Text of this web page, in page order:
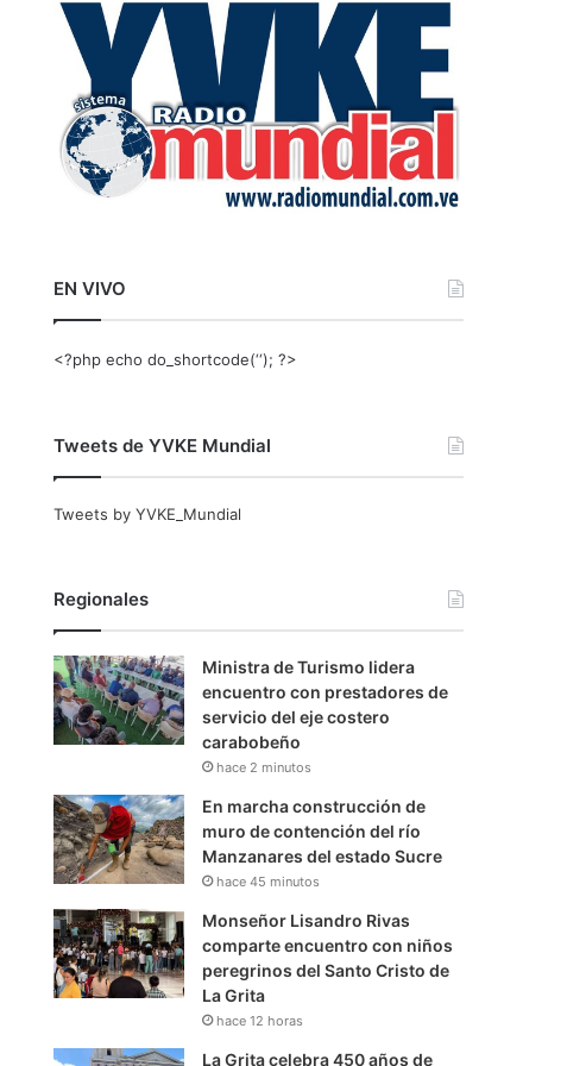
r
EN VIVO
<?php echo do_shortcode(‘‘); ?>
Tweets de YVKE Mundial
Tweets by YVKE_Mundial
Regionales
Ministra de Turismo lidera
encuentro con prestadores de
servicio del eje costero
carabobeño
hace 2 minutos
En marcha construcción de
muro de contención del río
Manzanares del estado Sucre
hace 45 minutos
Monseñor Lisandro Rivas
comparte encuentro con niños
peregrinos del Santo Cristo de
La Grita
hace 12 horas
La Grita celebra 450 años de